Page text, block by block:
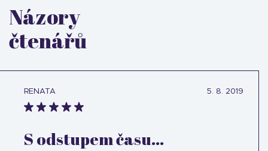
Názory
čtenářů
RENATA 5. 8. 2019
S odstupem času...